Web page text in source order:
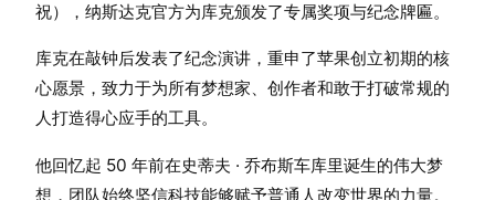
祝），纳斯达克官方为库克颁发了专属奖项与纪念牌匾。
库克在敲钟后发表了纪念演讲，重申了苹果创立初期的核
心愿景，致力于为所有梦想家、创作者和敢于打破常规的
人打造得心应手的工具。
他回忆起 50 年前在史蒂夫 · 乔布斯车库里诞生的伟大梦
想，团队始终坚信科技能够赋予普通人改变世界的力量。